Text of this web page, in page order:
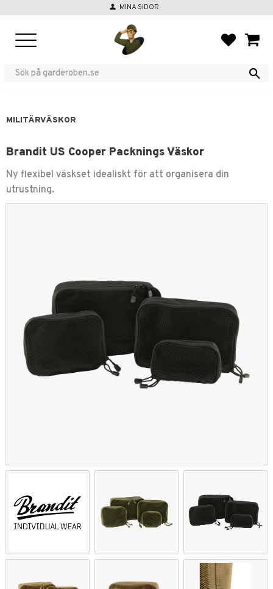
person MINA SIDOR
MILITÄRVÄSKOR
Brandit US Cooper Packnings Väskor
Ny flexibel väskset idealiskt för att organisera din
utrustning.